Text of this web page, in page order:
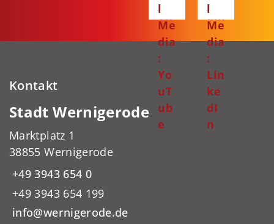
ok
am
l
Me
dia
:
Yo
uT
ub
e
l
Me
dia
:
Lin
ke
dI
n
Kontakt
Stadt Wernigerode
Marktplatz 1
38855 Wernigerode
+49 3943 654 0
+49 3943 654 199
info@wernigerode.de